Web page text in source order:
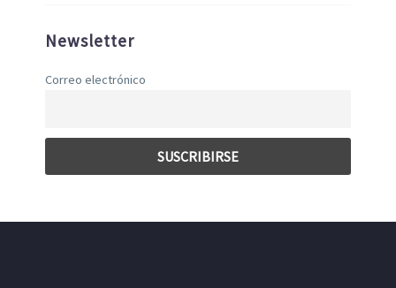
Newsletter
Correo electrónico